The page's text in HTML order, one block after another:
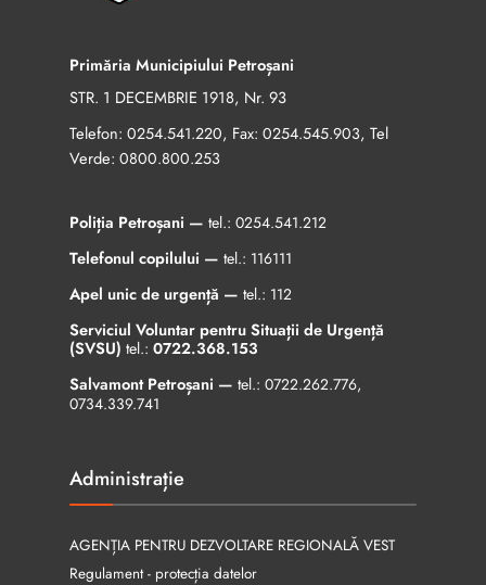
Primăria Municipiului Petroșani
STR. 1 DECEMBRIE 1918, Nr. 93
Telefon: 0254.541.220, Fax: 0254.545.903, Tel
Verde: 0800.800.253
Poliția Petroșani — tel.: 0254.541.212
Telefonul copilului — tel.: 116111
Apel unic de urgență — tel.: 112
Serviciul Voluntar pentru Situații de Urgență
(SVSU) tel.: 0722.368.153
Salvamont Petroșani — tel.: 0722.262.776,
0734.339.741
Administrație
AGENȚIA PENTRU DEZVOLTARE REGIONALĂ VEST
Regulament - protecția datelor